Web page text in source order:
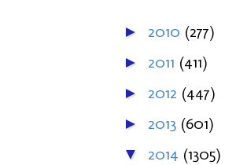
► 2010 (277)
► 2011 (411)
► 2012 (447)
► 2013 (601)
▼ 2014 (1305)